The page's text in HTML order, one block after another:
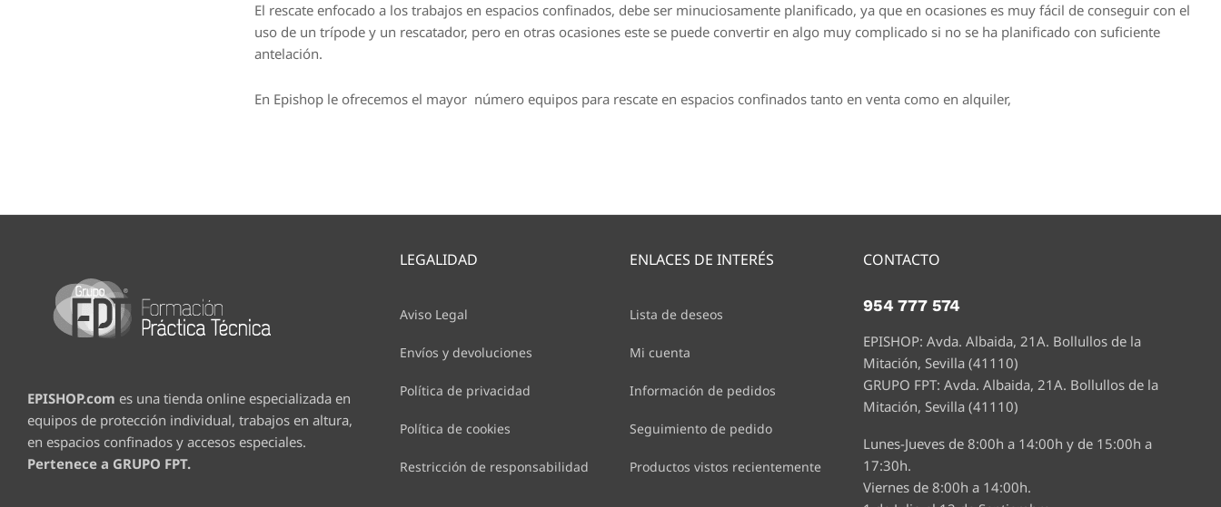
El rescate enfocado a los trabajos en espacios confinados, debe ser minuciosamente planificado, ya que en ocasiones es muy fácil de conseguir con el
uso de un trípode y un rescatador, pero en otras ocasiones este se puede convertir en algo muy complicado si no se ha planificado con suficiente
antelación.
En Epishop le ofrecemos el mayor número equipos para rescate en espacios confinados tanto en venta como en alquiler,
EPISHOP.com es una tienda online especializada en
equipos de protección individual, trabajos en altura,
en espacios confinados y accesos especiales.
Pertenece a GRUPO FPT.
LEGALIDAD
Aviso Legal
Envíos y devoluciones
Política de privacidad
Política de cookies
Restricción de responsabilidad
ENLACES DE INTERÉS
Lista de deseos
Mi cuenta
Información de pedidos
Seguimiento de pedido
Productos vistos recientemente
CONTACTO
954 777 574
EPISHOP: Avda. Albaida, 21A. Bollullos de la
Mitación, Sevilla (41110)
GRUPO FPT: Avda. Albaida, 21A. Bollullos de la
Mitación, Sevilla (41110)
Lunes-Jueves de 8:00h a 14:00h y de 15:00h a
17:30h.
Viernes de 8:00h a 14:00h.